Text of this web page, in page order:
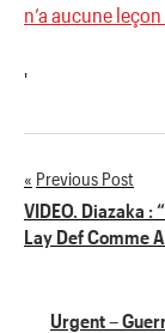
n’a aucune
'
Navigation
de
Previous Post
VIDEO. Diazaka :
Lay Def Comme
Urgent –